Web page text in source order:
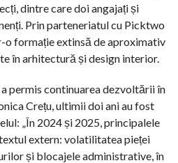
dintre care doi angajați și
Prin parteneriatul cu Picktwo
o formație extinsă de aproximativ
în arhitectură și design interior.
permis continuarea dezvoltării în
Crețu, ultimii doi ani au fost
„În 2024 și 2025, principalele
extern: volatilitatea pieței
și blocajele administrative, în